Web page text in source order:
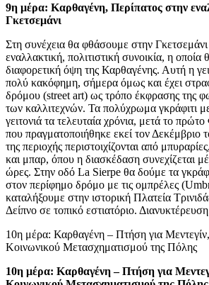
9η μέρα: Καρθαγένη, Περίπατος στην
Γκετσεμάνι
Στη συνέχεια θα φθάσουμε στην
εναλλακτική, πολιτιστική συνοικία, η
διαφορετική όψη της Καρθαγένης. Αυτή η
πολύ κακόφημη, σήμερα όμως και έχει
δρόμου (street art) ως τρόπο έκφρασης της
των καλλιτεχνών. Τα πολύχρωμα γκράφιτι
γειτονιά τα τελευταία χρόνια, μετά το
που πραγματοποιήθηκε εκεί τον Δεκέμβριο
της περιοχής περιστοιχίζονται από
και μπαρ, όπου η διασκέδαση συνεχίζεται
ώρες. Στην οδό La Sierpe θα δούμε τα
στον περίφημο δρόμο με τις ομπρέλες
καταλήξουμε στην ιστορική Πλατεία
Δείπνο σε τοπικό εστιατόριο.
10η μέρα: Καρθαγένη – Πτήση για
Κοινωνικού Μετασχηματισμού της Πόλης
10η μέρα: Καρθαγένη – Πτήση για